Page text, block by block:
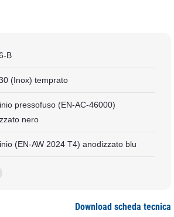
B
(Inox) temprato
pressofuso (EN-AC-46000)
nero
(EN-AW 2024 T4) anodizzato blu
Download scheda tecnica